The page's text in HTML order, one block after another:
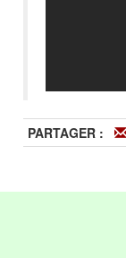
PARTAGER :